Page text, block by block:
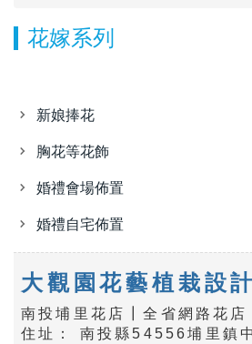
花嫁系列
新娘捧花
胸花等花飾
婚禮會場佈置
婚禮自宅佈置
大觀園花藝植栽設計
南投埔里花店┃全省網路花店
住址： 南投縣54556埔里鎮